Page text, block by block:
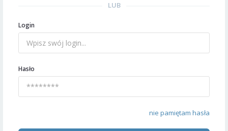
LUB
Login
Hasło
nie pamiętam hasła